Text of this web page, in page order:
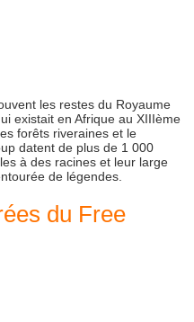
les restes du Royaume
existait en Afrique au XIIIème
forêts riveraines et le
datent de plus de 1 000
à des racines et leur large
de légendes.
du Free